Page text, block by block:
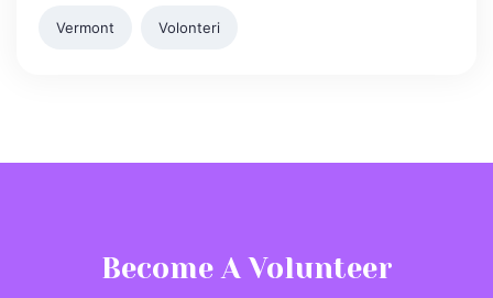
Vermont Volonteri
Become A Volunteer